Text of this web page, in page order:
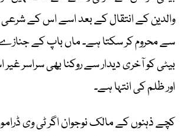
والدین کے انتقال کے بعد اسے اس کے شرعی
سے محروم کر سکتا ہے۔ ماں باپ کے جنازے
بیٹی کو آخری دیدار سے روکنا بھی سراسر غیر
اور ظلم کی انتہا ہے۔
کچے ذہنوں کے مالک نوجوان اگر ٹی وی